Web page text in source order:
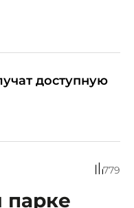
доступную
779
парке